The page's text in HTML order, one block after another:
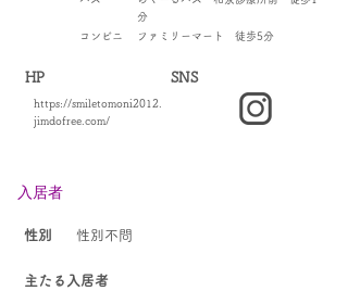
分
コンビニ
ファミリーマート 徒歩5分
HP
https://smiletomoni2012.
jimdofree.com/
SNS
入居者
​性別 性別不問
​主たる入居者